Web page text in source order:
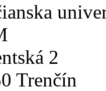
2
Trenčín